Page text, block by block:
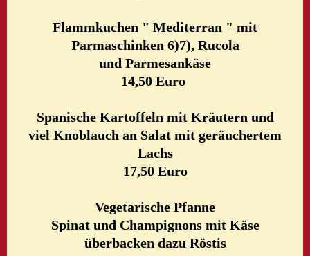
Flammkuchen " Mediterran " mit
Parmaschinken 6)7), Rucola
und Parmesankäse
14,50 Euro
Spanische Kartoffeln mit Kräutern und
viel Knoblauch an Salat mit geräuchertem
Lachs
17,50 Euro
Vegetarische Pfanne
Spinat und Champignons mit Käse
überbacken dazu Röstis